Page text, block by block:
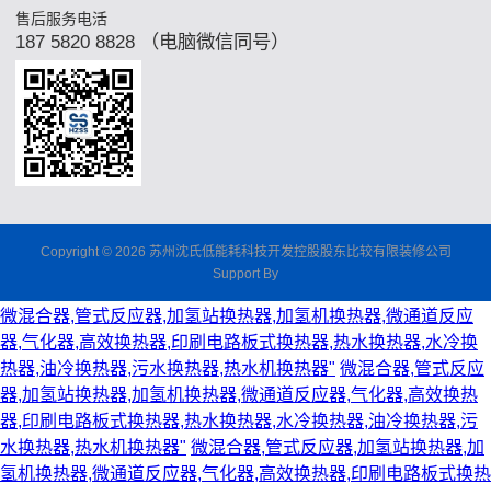
售后服务电活
187 5820 8828 （电脑微信同号）
Copyright © 2026 苏州沈氏低能耗科技开发控股股东比较有限装修公司
Support By
微混合器,管式反应器,加氢站换热器,加氢机换热器,微通道反应
器,气化器,高效换热器,印刷电路板式换热器,热水换热器,水冷换
热器,油冷换热器,污水换热器,热水机换热器" 微混合器,管式反应
器,加氢站换热器,加氢机换热器,微通道反应器,气化器,高效换热
器,印刷电路板式换热器,热水换热器,水冷换热器,油冷换热器,污
水换热器,热水机换热器" 微混合器,管式反应器,加氢站换热器,加
氢机换热器,微通道反应器,气化器,高效换热器,印刷电路板式换热